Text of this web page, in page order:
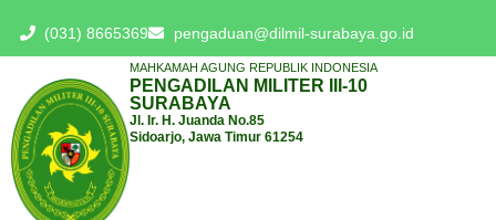
(031) 8665369 pengaduan@dilmil-surabaya.go.id
MAHKAMAH AGUNG REPUBLIK INDONESIA
PENGADILAN MILITER III-10
SURABAYA
Jl. Ir. H. Juanda No.85
Sidoarjo, Jawa Timur 61254
BERANDA
TENTANG
PENGADILAN